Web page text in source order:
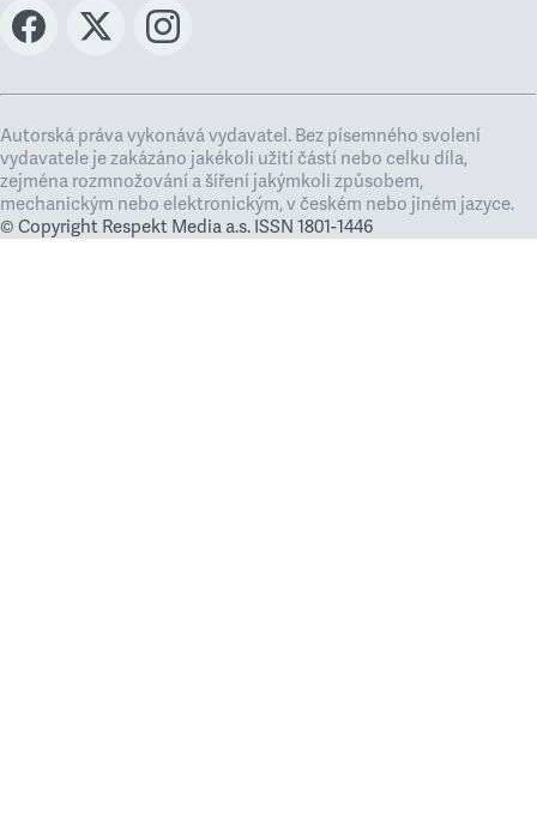
Autorská práva vykonává vydavatel. Bez písemného svolení
vydavatele je zakázáno jakékoli užití částí nebo celku díla,
zejména rozmnožování a šíření jakýmkoli způsobem,
mechanickým nebo elektronickým, v českém nebo jiném jazyce.
© Copyright Respekt Media a.s. ISSN 1801-1446